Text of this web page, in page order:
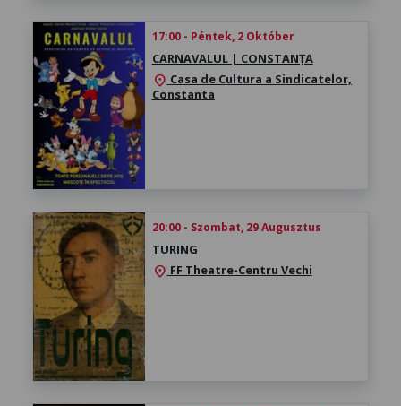
17:00 - Péntek, 2 Október
CARNAVALUL | CONSTANȚA
location_on Casa de Cultura a Sindicatelor,
Constanta
20:00 - Szombat, 29 Augusztus
TURING
location_on FF Theatre-Centru Vechi